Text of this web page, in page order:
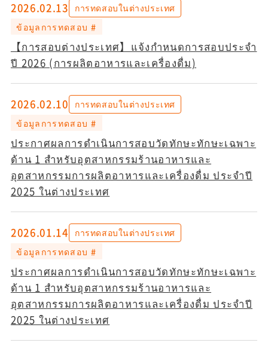
2026.02.13
การทดสอบในต่างประเทศ
ข้อมูลการทดสอบ #
【การสอบต่างประเทศ】แจ้งกำหนดการสอบประจำ
ปี 2026 (การผลิตอาหารและเครื่องดื่ม)
2026.02.10
การทดสอบในต่างประเทศ
ข้อมูลการทดสอบ #
ประกาศผลการดำเนินการสอบวัดทักษะทักษะเฉพาะ
ด้าน 1 สำหรับอุตสาหกรรมร้านอาหารและ
อุตสาหกรรมการผลิตอาหารและเครื่องดื่ม ประจำปี
2025 ในต่างประเทศ
2026.01.14
การทดสอบในต่างประเทศ
ข้อมูลการทดสอบ #
ประกาศผลการดำเนินการสอบวัดทักษะทักษะเฉพาะ
ด้าน 1 สำหรับอุตสาหกรรมร้านอาหารและ
อุตสาหกรรมการผลิตอาหารและเครื่องดื่ม ประจำปี
2025 ในต่างประเทศ